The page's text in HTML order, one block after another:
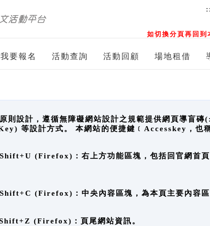
如切換分頁再回到
我要報名 活動查詢 活動回顧 場地租借
則設計，遵循無障礙網站設計之規範提供網頁導盲
等設計方式。 本網站的便捷鍵﹝Accesskey，也稱
(Firefox)：右上方功能區塊，包括回官網首頁
(Firefox)：中央內容區塊，為本頁主要內容區
(Firefox)：頁尾網站資訊。